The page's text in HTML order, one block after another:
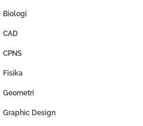
Biologi
CAD
CPNS
Fisika
Geometri
Graphic Design